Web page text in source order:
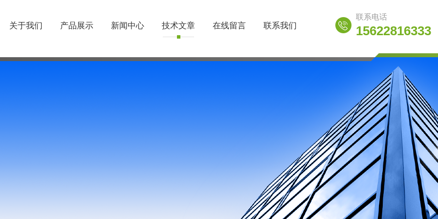
关于我们 产品展示 新闻中心 技术文章 在线留言 联系我们
联系电话
15622816333